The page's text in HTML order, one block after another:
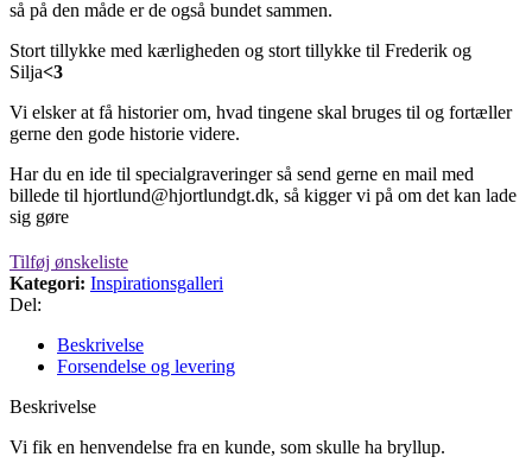
så på den måde er de også bundet sammen.
Stort tillykke med kærligheden og stort tillykke til Frederik og
Silja<3
Vi elsker at få historier om, hvad tingene skal bruges til og fortæller
gerne den gode historie videre.
Har du en ide til specialgraveringer så send gerne en mail med
billede til hjortlund@hjortlundgt.dk, så kigger vi på om det kan lade
sig gøre
Tilføj ønskeliste
Kategori: Inspirationsgalleri
Del:
Beskrivelse
Forsendelse og levering
Beskrivelse
Vi fik en henvendelse fra en kunde, som skulle ha bryllup.